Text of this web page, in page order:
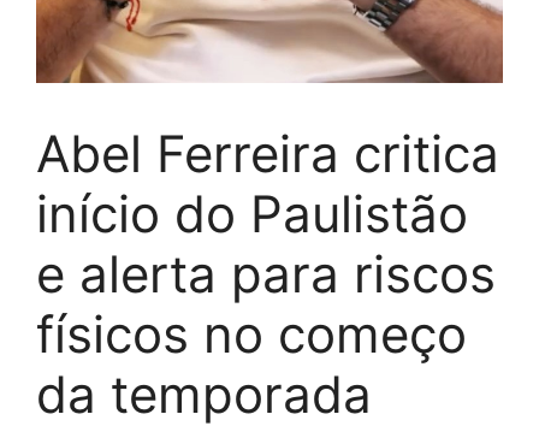
Abel Ferreira critica
início do Paulistão
e alerta para riscos
físicos no começo
da temporada